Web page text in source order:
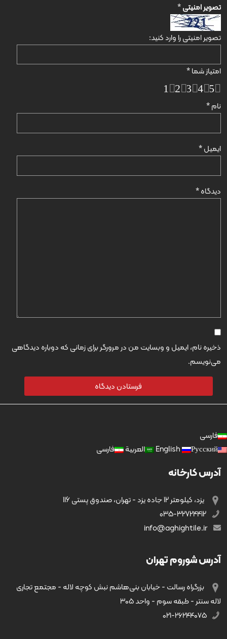
دیدگاه*
نام*
ایمیل*
ذخیره نام، ایمیل و وبسایت من در مرورگر برای زمانی که دوباره دیدگاهی
می‌نویسم.
تصویر امنیتی*
تصویر امنیتی را وارد کنید:
امتیاز شما*
5
4
3
2
1
فارسی
English
Русский العربية فارسی
آدرس کارخانه
یزد، کیلومتر 12 جاده یزد - تهران، صندوق پستی 116
آدرس شوروم تهران
بزرگراه رسالت - خیابان بنی‌هاشم نبش کوچه لاله - مجتمع تجاری
لاله سنتر - طبقه سوم - واحد ۳۰۵
۰۲۱-۲۶۲۴۴۰۷۵